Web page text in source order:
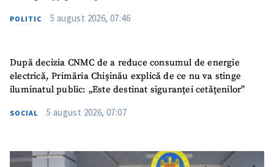
POLITIC 5 august 2026, 07:46
După decizia CNMC de a reduce consumul de energie
electrică, Primăria Chișinău explică de ce nu va stinge
iluminatul public: „Este destinat siguranței cetățenilor”
SOCIAL 5 august 2026, 07:07
Telefon
+ Telefon personal
confidențialitate.
TRIMITE ȘTIREA